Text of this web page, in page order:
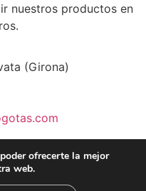
nuestros productos en
(Girona)
ofrecerte la mejor
web.